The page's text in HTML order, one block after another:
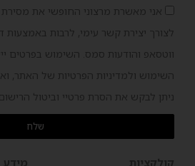
אישור
שיווק
אני מאשרת מרצוני החופשי את
לצורך יצירת קשר עימי, לרבות באמצעות
ווטסאפ והודעות סמס. השימוש בפרטים
השימוש ולמדיניות הפרטיות של האתר,
ניתן לבקש את הסרת פרטיי וביטול
שלח
קולקציות מידע